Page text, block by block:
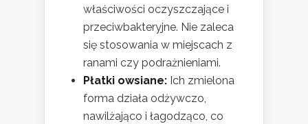
właściwości oczyszczające i
przeciwbakteryjne. Nie zaleca
się stosowania w miejscach z
ranami czy podrażnieniami.
Płatki owsiane: Ich zmielona
forma działa odżywczo,
nawilżająco i łagodząco, co